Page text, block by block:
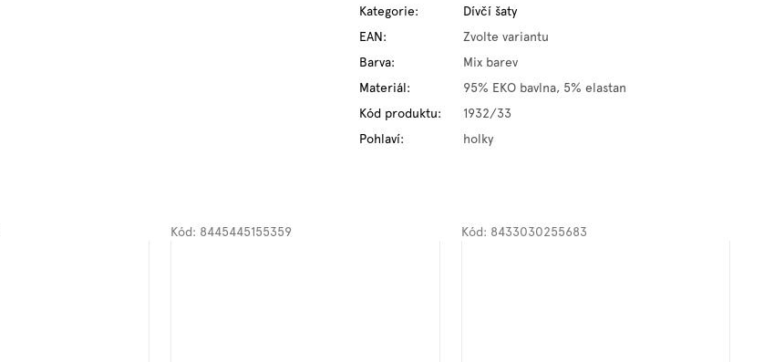
Kategorie:
Dívčí šaty
EAN:
Zvolte variantu
Barva:
Mix barev
Materiál:
95% EKO bavlna, 5% elastan
Kód produktu:
1932/33
Pohlaví: holky
Kód: 8445445155359 Kód: 8433030255683